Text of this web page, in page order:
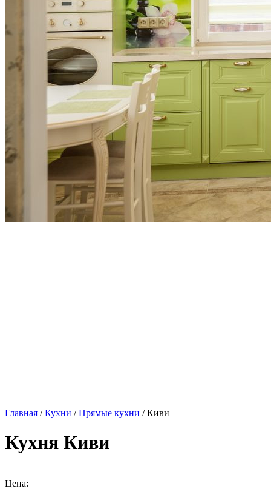
Главная /Кухни /Прямые кухни / Киви
Кухня Киви
Цена: